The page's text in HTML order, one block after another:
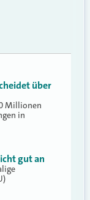
über
Millionen
in
gut an